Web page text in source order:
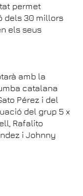
permet
dels 30 millors
els seus
amb la
catalana
Pérez i del
del grup 5 x
Rafalito
i Johnny